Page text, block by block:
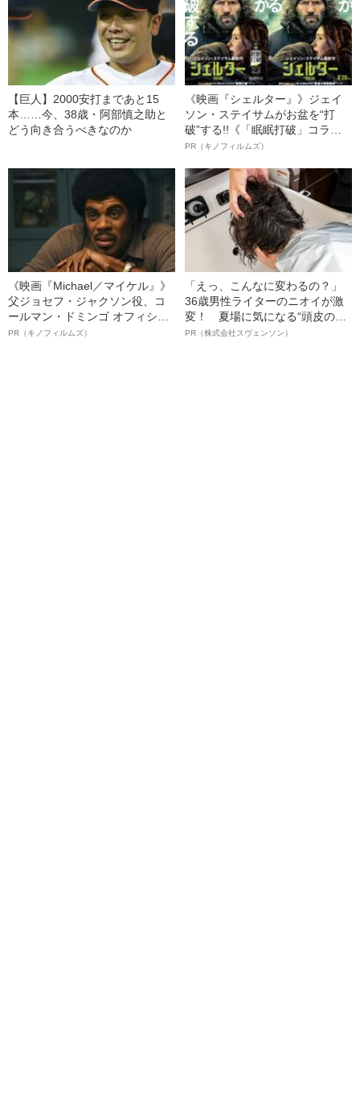
【巨人】2000安打まであと15
本……今、38歳・阿部慎之助と
どう向き合うべきなのか
《映画『シェルター』》ジェイ
ソン・ステイサムがお盆を“打
破”する!!《「眠眠打破」コラ
ボ》
PR（キノフィルムズ）
《映画『Michael／マイケル』》
父ジョセフ・ジャクソン役、コ
ールマン・ドミンゴ オフィシャ
ルインタビュー“観客を魅了した
PR（キノフィルムズ）
「えっ、こんなに変わるの？」
36歳男性ライターのニオイが激
変！ 夏場に気になる“頭皮のニ
オイ”や“ベタつき”を解消す
PR（株式会社スヴェンソン）